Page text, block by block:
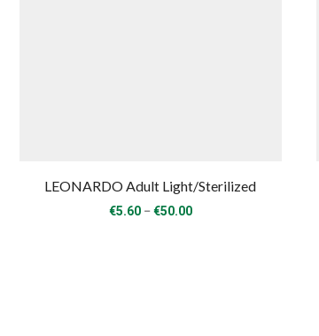
LEONARDO Adult Light/Sterilized
€5.60 –€50.00Price